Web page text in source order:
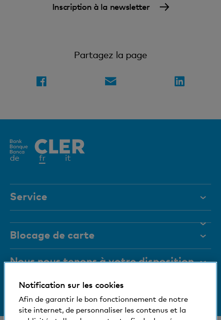
Inscription à la newsletter
Partagez la page
de frElément
it
Service
Documents
Magazine
Organes de direction
Medias
Blocage de carte
+41 (0)800 88 99 66
Nous nous tenons à votre disposition
Aide et contact
Informations relatives à la banque
Notification sur les cookies
Afin de garantir le bon fonctionnement de notre
site internet, de personnaliser les contenus et la